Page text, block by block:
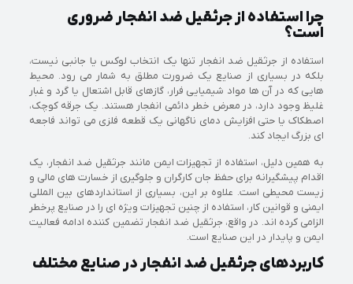
چرا استفاده از جرثقیل ضد انفجار ضروری
است؟
استفاده از جرثقیل ضد انفجار تنها یک انتخاب لوکس یا جانبی نیست،
بلکه در بسیاری از صنایع یک ضرورت مطلق به شمار می رود. محیط
هایی که در آن ها مواد شیمیایی فرار، گازهای قابل اشتعال یا گرد و غبار
غلیظ وجود دارد، در معرض خطر دائمی انفجار هستند. یک جرقه کوچک،
اصطکاک یا حتی افزایش دمای ناگهانی یک قطعه فلزی می تواند فاجعه
ای بزرگ ایجاد کند.
به همین دلیل، استفاده از تجهیزات ایمن مانند جرثقیل ضد انفجار، یک
اقدام پیشگیرانه برای حفظ جان کارگران و جلوگیری از خسارت های مالی و
زیست محیطی است. علاوه بر این، بسیاری از استانداردهای بین المللی
ایمنی و قوانین کار، استفاده از چنین تجهیزات ویژه ای را در صنایع پرخطر
الزامی کرده اند. در واقع، جرثقیل ضد انفجار تضمین کننده ادامه فعالیت
ایمن و پایدار در این صنایع است.
کاربردهای جرثقیل ضد انفجار در صنایع مختلف